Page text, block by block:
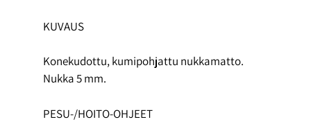
KUVAUS
Konekudottu, kumipohjattu nukkamatto.
Nukka 5 mm.
PESU-/HOITO-OHJEET